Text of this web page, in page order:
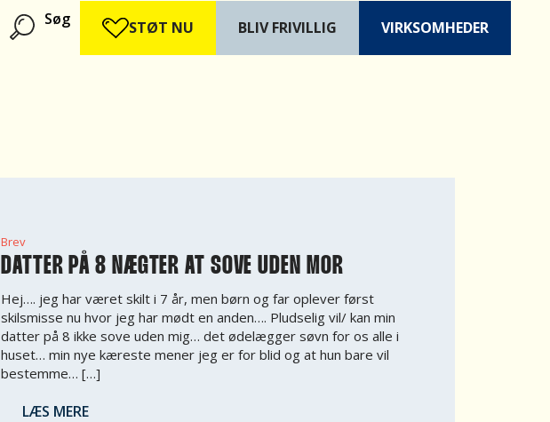
Søg STØT NU BLIV FRIVILLIG VIRKSOMHEDER
Brev
DATTER PÅ 8 NÆGTER AT SOVE UDEN MOR
Hej…. jeg har været skilt i 7 år, men børn og far oplever først
skilsmisse nu hvor jeg har mødt en anden…. Pludselig vil/ kan min
datter på 8 ikke sove uden mig… det ødelægger søvn for os alle i
huset… min nye kæreste mener jeg er for blid og at hun bare vil
bestemme… […]
LÆS MERE